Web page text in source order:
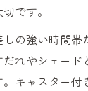
です。
の強い時間帯
だれやシェー
キャスター付